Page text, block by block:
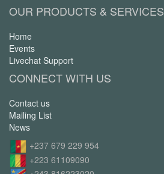
OUR PRODUCTS & SERVICES
Home
Events
Livechat Support
CONNECT WITH US
Contact us
Mailing List
News
+237 679 229 954
+223 61109090